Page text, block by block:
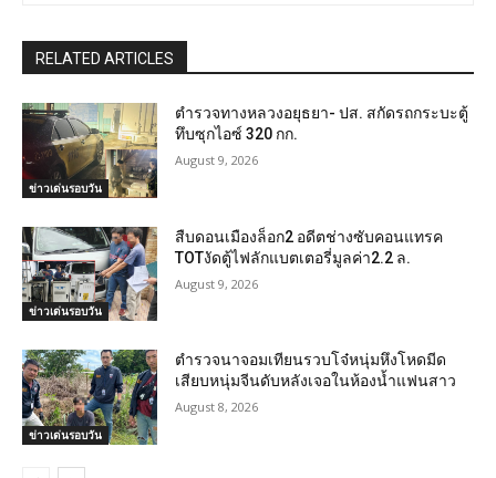
RELATED ARTICLES
ข่าวเด่นรอบวัน
ตำรวจทางหลวงอยุธยา- ปส. สกัดรถกระบะตู้
ทึบซุกไอซ์ 320 กก.
August 9, 2026
ข่าวเด่นรอบวัน
สืบดอนเมืองล็อก2 อดีตช่างซับคอนแทรค
TOTงัดตู้ไฟลักแบตเตอรี่มูลค่า2.2 ล.
August 9, 2026
ข่าวเด่นรอบวัน
ตำรวจนาจอมเทียนรวบโจ๋หนุ่มหึงโหดมีด
เสียบหนุ่มจีนดับหลังเจอในห้องน้ำแฟนสาว
August 8, 2026